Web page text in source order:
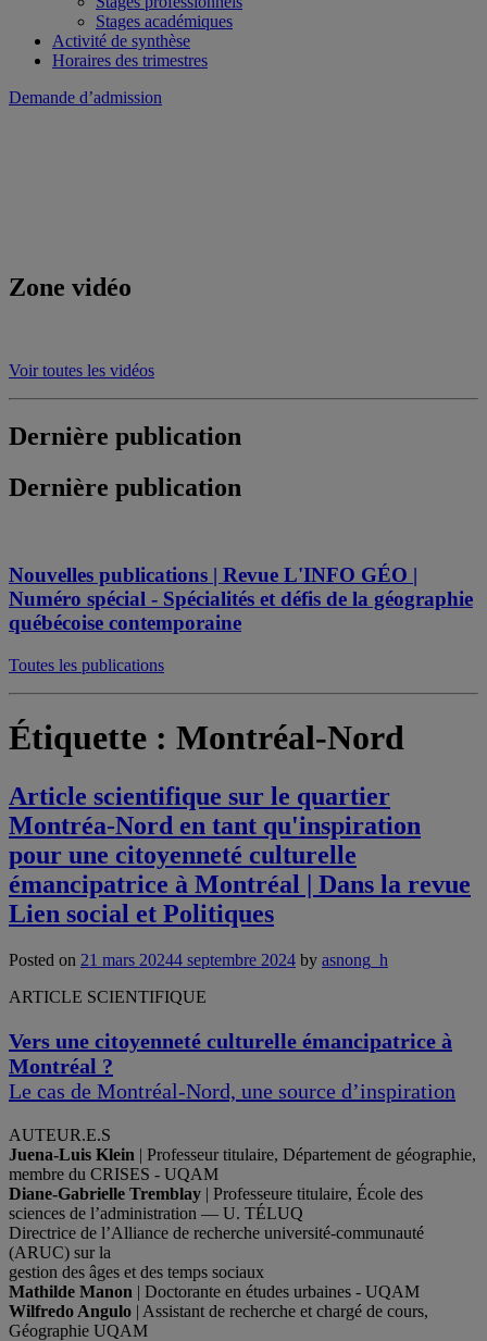
Stages académiques
Activité de synthèse
Horaires des trimestres
Demande d’admission
Zone vidéo
Voir toutes les vidéos
Dernière publication
Dernière publication
Nouvelles publications | Revue L'INFO GÉO |
Numéro spécial - Spécialités et défis de la géographie
québécoise contemporaine
Toutes les publications
Étiquette : Montréal-Nord
Article scientifique sur le quartier
Montréa-Nord en tant qu'inspiration
pour une citoyenneté culturelle
émancipatrice à Montréal | Dans la revue
Lien social et Politiques
Posted on 21 mars 20244 septembre 2024 by asnong_h
ARTICLE SCIENTIFIQUE
Vers une citoyenneté culturelle émancipatrice à
Montréal ?
Le cas de Montréal-Nord, une source d’inspiration
AUTEUR.E.S
Juena-Luis Klein | Professeur titulaire, Département de géographie,
membre du CRISES - UQAM
Diane-Gabrielle Tremblay | Professeure titulaire, École des
sciences de l’administration — U. TÉLUQ
Directrice de l’Alliance de recherche université-communauté
(ARUC) sur la
gestion des âges et des temps sociaux
Mathilde Manon | Doctorante en études urbaines - UQAM
Wilfredo Angulo | Assistant de recherche et chargé de cours,
Géographie UQAM